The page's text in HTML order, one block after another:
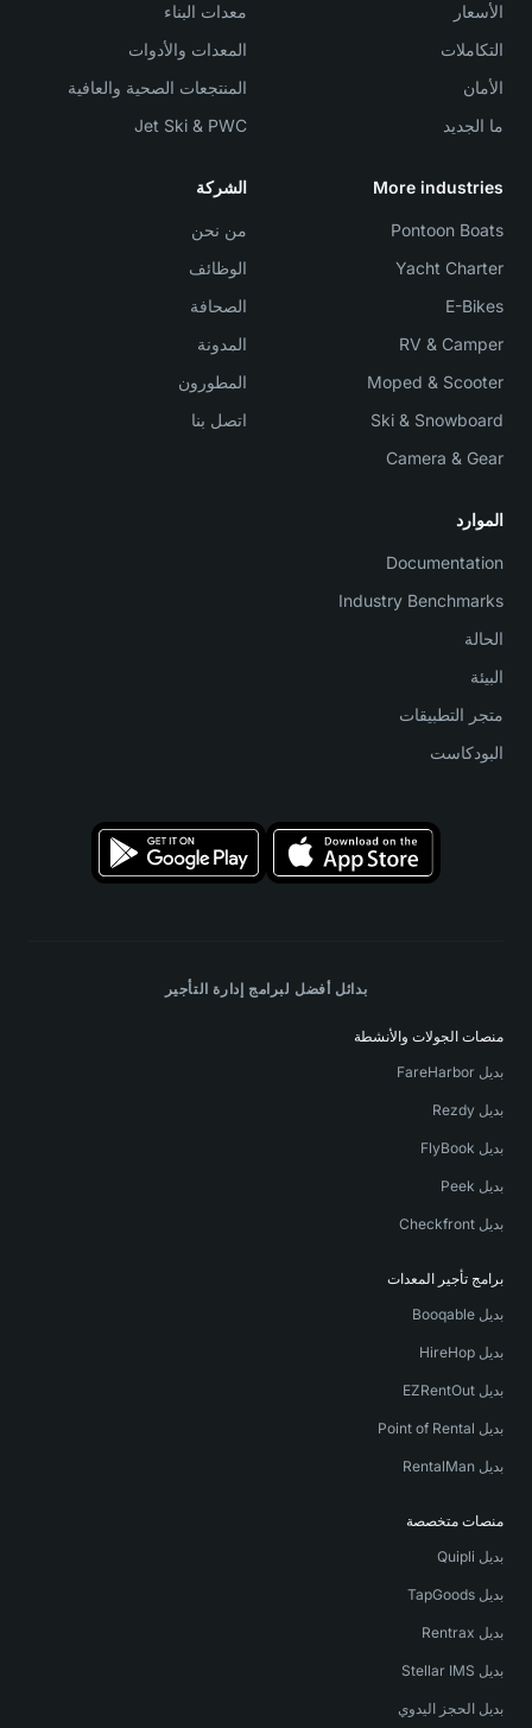
الأسعار
التكاملات
الأمان
ما الجديد
معدات البناء
المعدات والأدوات
المنتجعات الصحية والعافية
Jet Ski & PWC
More industries
Pontoon Boats
Yacht Charter
E-Bikes
RV & Camper
Moped & Scooter
Ski & Snowboard
Camera & Gear
الشركة
من نحن
الوظائف
الصحافة
المدونة
المطورون
اتصل بنا
الموارد
Documentation
Industry Benchmarks
الحالة
البيئة
متجر التطبيقات
البودكاست
بدائل أفضل لبرامج إدارة التأجير
منصات الجولات والأنشطة
بديل FareHarbor
بديل Rezdy
بديل FlyBook
بديل Peek
بديل Checkfront
برامج تأجير المعدات
بديل Booqable
بديل HireHop
بديل EZRentOut
بديل Point of Rental
بديل RentalMan
منصات متخصصة
بديل Quipli
بديل TapGoods
بديل Rentrax
بديل Stellar IMS
بديل الحجز اليدوي